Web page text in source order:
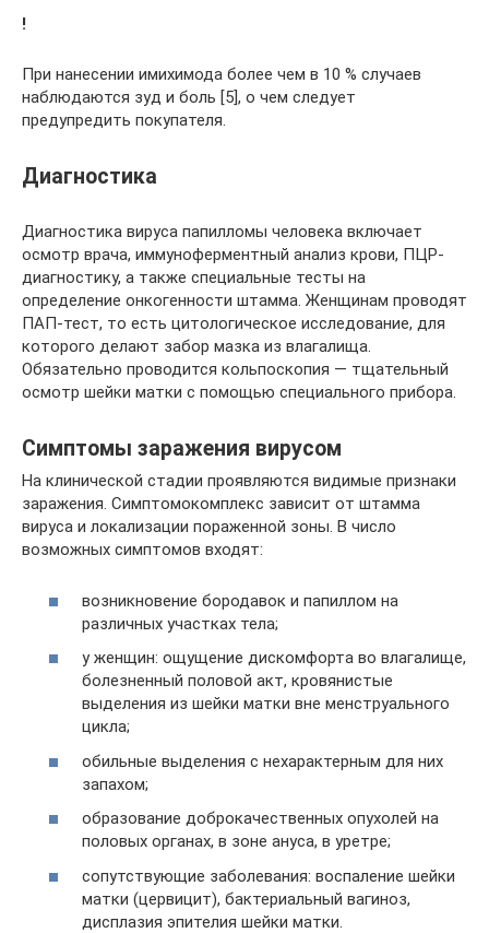
!
При нанесении имихимода более чем в 10 % случаев
наблюдаются зуд и боль [5], о чем следует
предупредить покупателя.
Диагностика
Диагностика вируса папилломы человека включает
осмотр врача, иммуноферментный анализ крови, ПЦР-
диагностику, а также специальные тесты на
определение онкогенности штамма. Женщинам проводят
ПАП-тест, то есть цитологическое исследование, для
которого делают забор мазка из влагалища.
Обязательно проводится кольпоскопия — тщательный
осмотр шейки матки с помощью специального прибора.
Симптомы заражения вирусом
На клинической стадии проявляются видимые признаки
заражения. Симптомокомплекс зависит от штамма
вируса и локализации пораженной зоны. В число
возможных симптомов входят:
возникновение бородавок и папиллом на
различных участках тела;
у женщин: ощущение дискомфорта во влагалище,
болезненный половой акт, кровянистые
выделения из шейки матки вне менструального
цикла;
обильные выделения с нехарактерным для них
запахом;
образование доброкачественных опухолей на
половых органах, в зоне ануса, в уретре;
сопутствующие заболевания: воспаление шейки
матки (цервицит), бактериальный вагиноз,
дисплазия эпителия шейки матки.